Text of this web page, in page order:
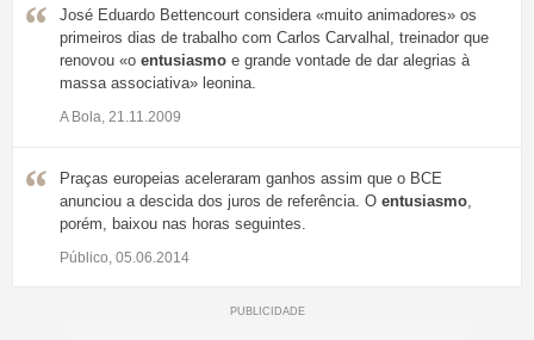
José Eduardo Bettencourt considera «muito animadores» os
primeiros dias de trabalho com Carlos Carvalhal, treinador que
renovou «o entusiasmo e grande vontade de dar alegrias à
massa associativa» leonina.
A Bola, 21.11.2009
Praças europeias aceleraram ganhos assim que o BCE
anunciou a descida dos juros de referência. O entusiasmo,
porém, baixou nas horas seguintes.
Público, 05.06.2014